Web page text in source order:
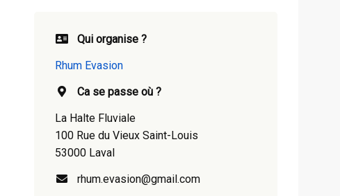
Qui organise ?
Rhum Evasion
Ca se passe où ?
La Halte Fluviale
100 Rue du Vieux Saint-Louis
53000 Laval
rhum.evasion@gmail.com